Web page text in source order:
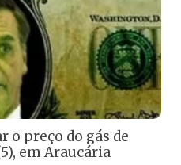
o preço do gás de
em Araucária